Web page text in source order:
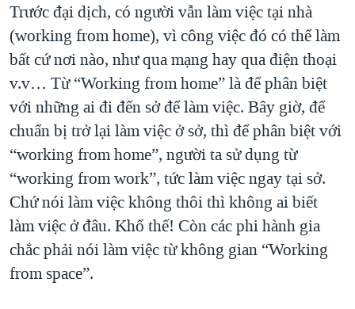
Trước đại dịch, có người vẫn làm việc tại nhà
(working from home), vì công việc đó có thể làm
bất cứ nơi nào, như qua mạng hay qua điện thoại
v.v… Từ “Working from home” là để phân biệt
với những ai đi đến sở để làm việc. Bây giờ, để
chuẩn bị trở lại làm việc ở sở, thì để phân biệt với
“working from home”, người ta sử dụng từ
“working from work”, tức làm việc ngay tại sở.
Chứ nói làm việc không thôi thì không ai biết
làm việc ở đâu. Khổ thế! Còn các phi hành gia
chắc phải nói làm việc từ không gian “Working
from space”.